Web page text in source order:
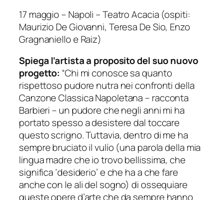
17 maggio – Napoli – Teatro Acacia (ospiti:
Maurizio De Giovanni, Teresa De Sio, Enzo
Gragnaniello e Raiz)
Spiega l’artista a proposito del suo nuovo
progetto: “Chi mi conosce sa quanto
rispettoso pudore nutra nei confronti della
Canzone Classica Napoletana – racconta
Barbieri – un pudore che negli anni mi ha
portato spesso a desistere dal toccare
questo scrigno. Tuttavia, dentro di me ha
sempre bruciato il vulío (una parola della mia
lingua madre che io trovo bellissima, che
significa ‘desiderio’ e che ha a che fare
anche con le ali del sogno) di ossequiare
queste opere d’arte che da sempre hanno